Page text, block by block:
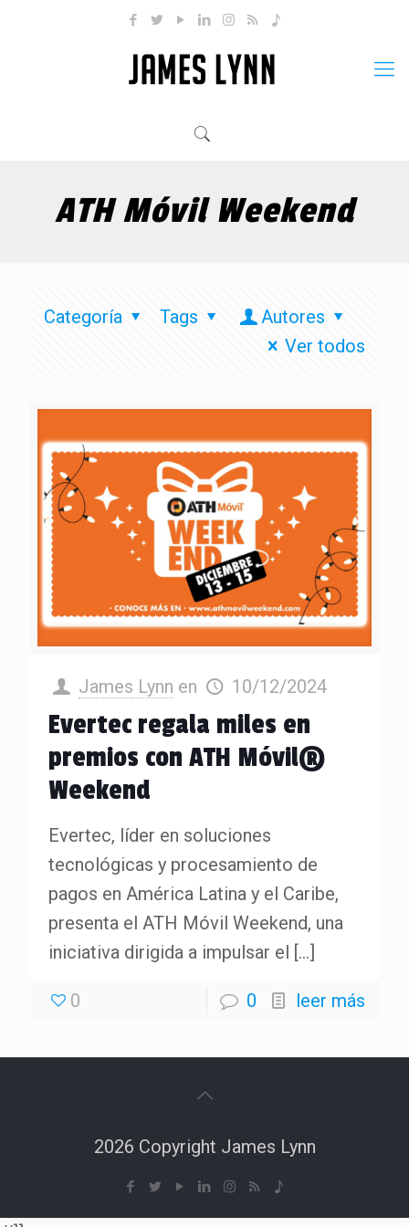
ATH Móvil Weekend
Categoría Tags
Autores
Ver todos
James Lynn en 10/12/2024
Evertec regala miles en
premios con ATH Móvil®
Weekend
Evertec, líder en soluciones
tecnológicas y procesamiento de
pagos en América Latina y el Caribe,
presenta el ATH Móvil Weekend, una
iniciativa dirigida a impulsar el […]
0 0 leer más
2026 Copyright James Lynn